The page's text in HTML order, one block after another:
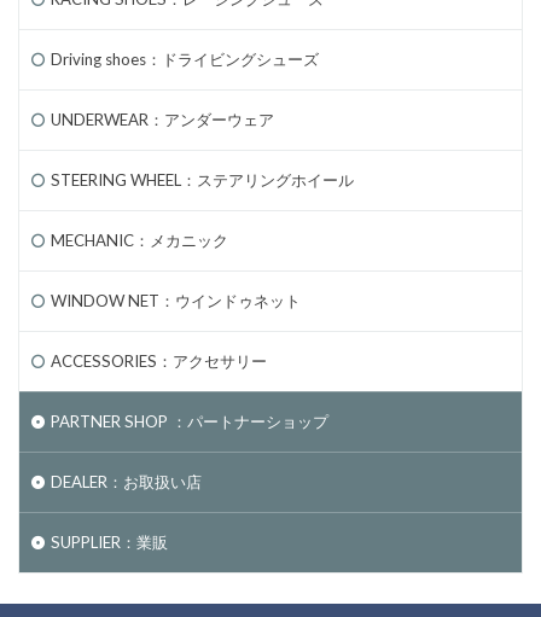
Driving shoes：ドライビングシューズ
UNDERWEAR：アンダーウェア
STEERING WHEEL：ステアリングホイール
MECHANIC：メカニック
WINDOW NET：ウインドゥネット
ACCESSORIES：アクセサリー
PARTNER SHOP ：パートナーショップ
DEALER：お取扱い店
SUPPLIER：業販